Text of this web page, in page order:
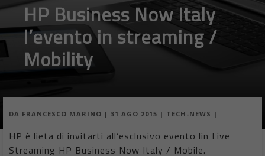
HP Business Now Italy
l’evento in streaming /
Mobility
DA FRANCESCO MARINO | 31 AGO 2015 | TECH-NEWS |
HP è lieta di invitarti all’esclusivo evento lin Live
Streaming HP Business Now Italy / Mobile.